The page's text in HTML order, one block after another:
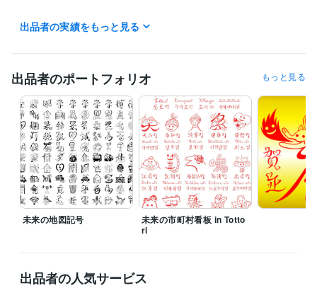
＊当方が別のサービスと並行して作業中である場合
クリエイター / 作家 経験年数 : 8年
受賞歴
第9回東北障がい者芸術全国公募展 三菱商事賞 令和５年度 あいサポ
ート・アートとっとり展　佳作受賞 鳥取県立バリアフリー美術館で
優秀な作品として選出
資格・検定
書道、習字準四段高等師範免許所持(毛筆、硬筆両方)
取得年 : 2009
年
得意分野
デザイン制作 書体作り
書体
ポリゴンアート
出品者の実績をもっと見る
出品者のポートフォリオ もっと見る
未来の地図記号
未来の市町村看板 in Totto
ri
出品者の人気サービス